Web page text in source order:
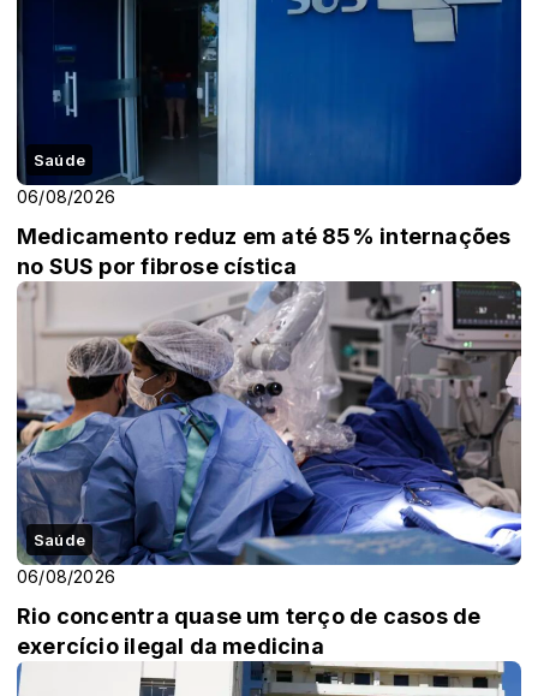
Saúde
06/08/2026
Medicamento reduz em até 85% internações
no SUS por fibrose cística
Saúde
06/08/2026
Rio concentra quase um terço de casos de
exercício ilegal da medicina